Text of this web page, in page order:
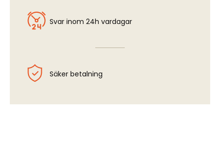
Svar inom 24h vardagar
Säker betalning